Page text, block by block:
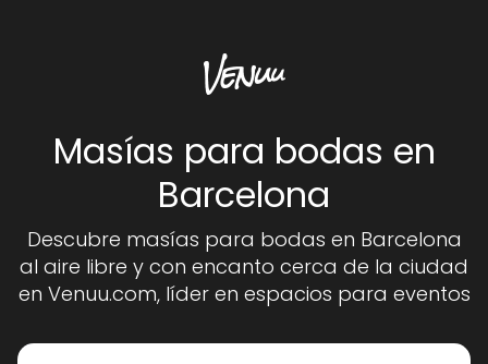
Masías para bodas en
Barcelona
Descubre masías para bodas en Barcelona
al aire libre y con encanto cerca de la ciudad
en Venuu.com, líder en espacios para eventos